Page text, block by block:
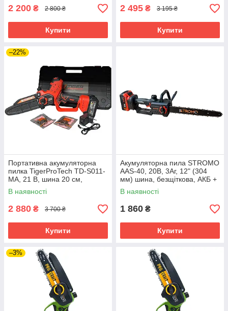
2 200 ₴ 2 800 ₴
Купити
2 495 ₴ 3 195 ₴
Купити
–22%
Портативна акумуляторна
пилка TigerProTech TD-S011-
MA, 21 В, шина 20 см,
безщітковий, дисплей, 1 АКБ
4 А·год, у кейсі
В наявності
2 880 ₴ 3 700 ₴
Купити
Акумуляторна пила STROMO
AAS-40, 20В, 3Аг, 12" (304
мм) шина, безщіткова, АКБ +
ЗП
В наявності
1 860 ₴
Купити
–3%